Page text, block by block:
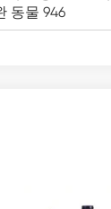
동물 946